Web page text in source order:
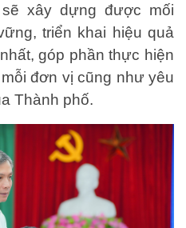
xây dựng được mối
triển khai hiệu quả
góp phần thực hiện
đơn vị cũng như yêu
Thành phố.